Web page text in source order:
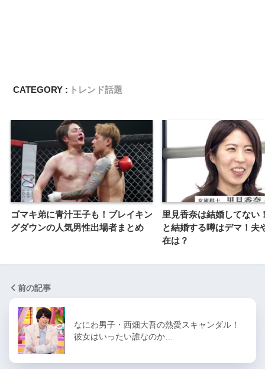
CATEGORY : トレンド話題
ゴマキ弟に青汁王子も！ブレイキン
グダウンの人気男性出場者まとめ
里見香奈は結婚してない
と結婚する噂はデマ！夫
在は？
前の記事
なにわ男子・西畑大吾の熱愛スキャンダル！
彼女はいったい誰なのか…